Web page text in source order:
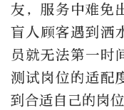
友，服务中难免
盲人顾客遇到洒
员就无法第一时
测试岗位的适配
到合适自己的岗